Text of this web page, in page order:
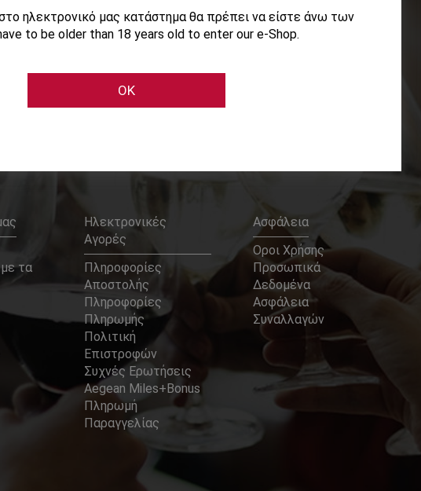
στο Newsletter μας
τα
Ηλεκτρονικές
Αγορές
Πληροφορίες
Αποστολής
Πληροφορίες
Πληρωμής
Πολιτική
Επιστροφών
Συχνές Ερωτήσεις
Aegean Miles+Bonus
Πληρωμή
Παραγγελίας
Ασφάλεια
Οροι Χρήσης
Προσωπικά
Δεδομένα
Ασφάλεια
Συναλλαγών
ηλεκτρονικό μας κατάστημα θα πρέπει να είστε άνω των
to be older than 18 years old to enter our e-Shop.
OK